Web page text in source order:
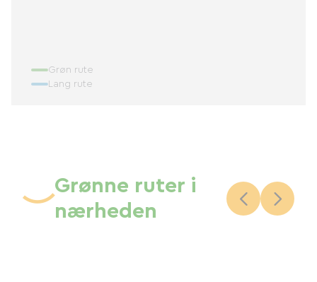
Grøn rute
Lang rute
Grønne ruter i
nærheden